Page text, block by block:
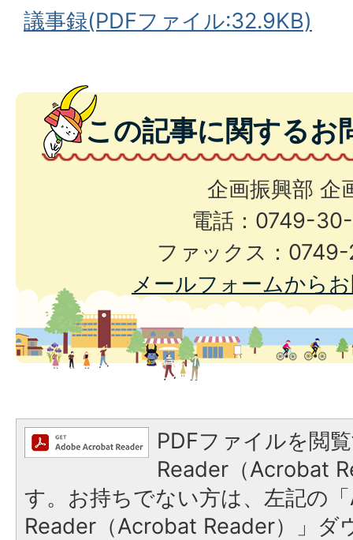
議事録(PDFファイル:32.9KB)
この記事に関するお
企画振興部 企
電話：0749-
ファックス：
メールフォームから
PDFファイルを閲
Reader（Acrobat
す。お持ちでない方は、左記の
Reader（Acrobat Reader）」ダ